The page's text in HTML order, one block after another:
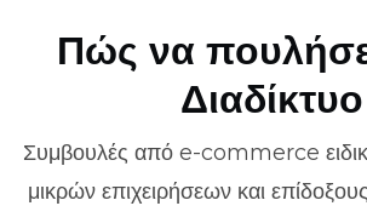
Πώς να
Διαδίκτυο
Συμβουλές από e-commerce
μικρών επιχειρήσεων και επίδοξους